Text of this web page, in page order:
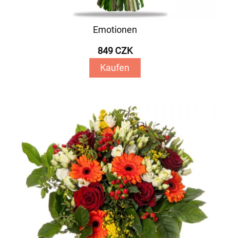
Emotionen
849 CZK
Kaufen